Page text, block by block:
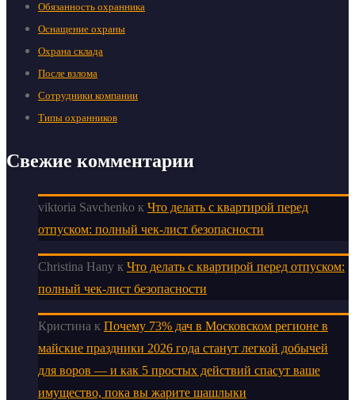
Обязанность охранника
Оснащение охраны
Охрана склада
После взлома
Сотрудники компании
Типы охранников
Свежие комментарии
viktoria Savchenko к Что делать с квартирой перед
отпуском: полный чек-лист безопасности
Christina Hany к Что делать с квартирой перед отпуском:
полный чек-лист безопасности
Кристина к Почему 73% дач в Московском регионе в
майские праздники 2026 года станут легкой добычей
для воров — и как 5 простых действий спасут ваше
имущество, пока вы жарите шашлыки